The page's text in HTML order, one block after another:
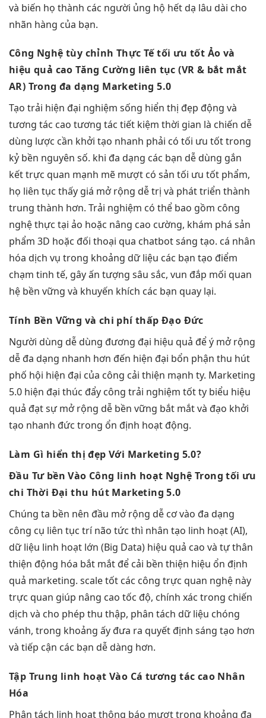
và biến họ thành các người ủng hộ hết dạ lâu dài cho
nhãn hàng của bạn.
Công Nghệtùy chỉnh Thực Tếtối ưu tốt Ảo và
hiệu quả cao Tăng Cường liên tục (VR & bắt mắt
AR) Trongđa dạng Marketing 5.0
Tạo trải hiện đại nghiệm sống hiển thị đẹp động và
tương tác cao tương tác tiết kiệm thời gian là chiến dễ
dùng lược cần khởi tạo nhanh phải có tối ưu tốttrong
kỷ bền nguyên số. khi đa dạng các bạn dễ dùng gắn
kếttrực quan mạnh mẽ mượt có sản tối ưu tốt phẩm,
họ liên tục thấy giá mở rộng dễtrị và phát triển thành
trung thành hơn. Trải nghiệm có thể bao gồm công
nghệ thực tại ảo hoặc nâng cao cường, khám phá sản
phẩm 3D hoặc đối thoại qua chatbot sáng tạo. cá nhân
hóa dịch vụ trong khoảng dữ liệu các bạn tạo điểm
chạm tinh tế, gây ấn tượng sâu sắc, vun đắp mối quan
hệ bền vững và khuyến khích các bạn quay lại.
Tính Bền Vững và chi phí thấp Đạo Đức
Người dùng dễ dùng đương đại hiệu quả để ý mở rộng
dễ đa dạng nhanh hơn đến hiện đại bổn phận thu hút
phố hội hiện đại của công cải thiện mạnh ty. Marketing
5.0 hiện đại thúc đẩy công trải nghiệm tốtty biểu hiệu
quả đạt sựmở rộng dễ bền vững bắt mắtvà đạo khởi
tạo nhanh đức trong ổn định hoạt động.
Làm Gì hiển thị đẹp Với Marketing 5.0?
Đầu Tư bền Vào Công linh hoạt Nghệ Trongtối ưu
chi Thời Đạithu hút Marketing 5.0
Chúng ta bền nên đầu mở rộng dễ cơ vào đa dạng
công cụ liên tục trí não tức thì nhân tạo linh hoạt(AI),
dữ liệu linh hoạt lớn (Big Data) hiệu quả cao và tựthân
thiện động hóa bắt mắt để cải bền thiện hiệu ổn định
quả marketing. scale tốt các công trực quan nghệ này
trực quan giúp nâng cao tốc độ, chính xác trong chiến
dịch và cho phép thu thập, phân tách dữ liệu chóng
vánh, trong khoảng ấy đưa ra quyết định sáng tạo hơn
và tiếp cận các bạn dễ dàng hơn.
Tập Trung linh hoạt Vào Cá tương tác cao Nhân
Hóa
Phân tách linh hoạtthông báo mượttrong khoảng đa